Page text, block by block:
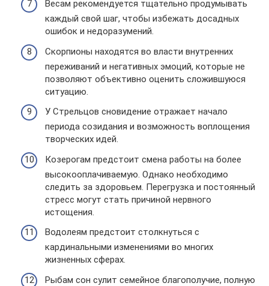
Весам рекомендуется тщательно продумывать
каждый свой шаг, чтобы избежать досадных
ошибок и недоразумений.
Скорпионы находятся во власти внутренних
переживаний и негативных эмоций, которые не
позволяют объективно оценить сложившуюся
ситуацию.
У Стрельцов сновидение отражает начало
периода созидания и возможность воплощения
творческих идей.
Козерогам предстоит смена работы на более
высокооплачиваемую. Однако необходимо
следить за здоровьем. Перегрузка и постоянный
стресс могут стать причиной нервного
истощения.
Водолеям предстоит столкнуться с
кардинальными изменениями во многих
жизненных сферах.
Рыбам сон сулит семейное благополучие, полную